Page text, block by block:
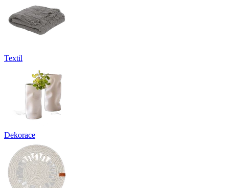
Textil
Dekorace